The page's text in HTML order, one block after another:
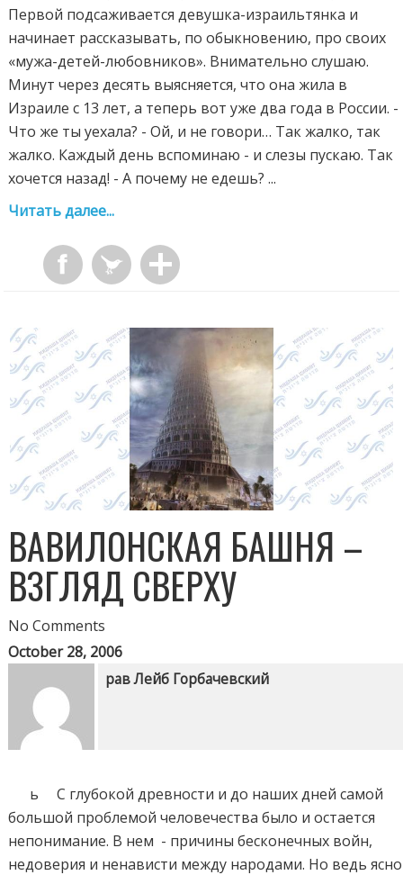
Первой подсаживается девушка-израильтянка и
начинает рассказывать, по обыкновению, про своих
«мужа-детей-любовников». Внимательно слушаю.
Минут через десять выясняется, что она жила в
Израиле с 13 лет, а теперь вот уже два года в России. -
Что же ты уехала? - Ой, и не говори… Так жалко, так
жалко. Каждый день вспоминаю - и слезы пускаю. Так
хочется назад! - А почему не едешь? ...
Читать далее...
ВАВИЛОНСКАЯ БАШНЯ –
ВЗГЛЯД СВЕРХУ
No Comments
October 28, 2006
рав Лейб Горбачевский
ь С глубокой древности и до наших дней самой
большой проблемой человечества было и остается
непонимание. В нем - причины бесконечных войн,
недоверия и ненависти между народами. Но ведь ясно